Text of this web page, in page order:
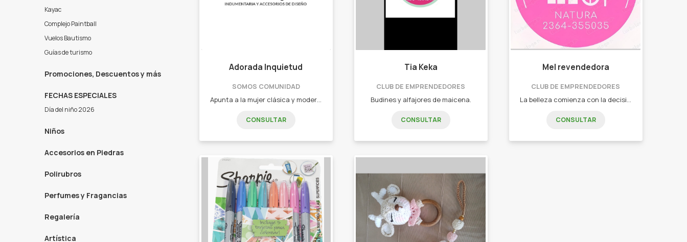
Kayac
Complejo Paintball
Vuelos Bautismo
Guías de turismo
Promociones, Descuentos y más
FECHAS ESPECIALES
Día del niño 2026
Niños
Accesorios en Piedras
Polirubros
Perfumes y Fragancias
Regalería
Artística
Adorada Inquietud
SOMOS COMUNIDAD
CONSULTAR
Tia Keka
CLUB DE EMPRENDEDORES
Budines y alfajores de maicena.
CONSULTAR
Mel revendedora
CLUB DE EMPRENDEDORES
CONSULTAR